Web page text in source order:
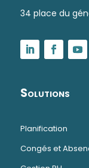
34 place du
Solutions
Planification
Congés et